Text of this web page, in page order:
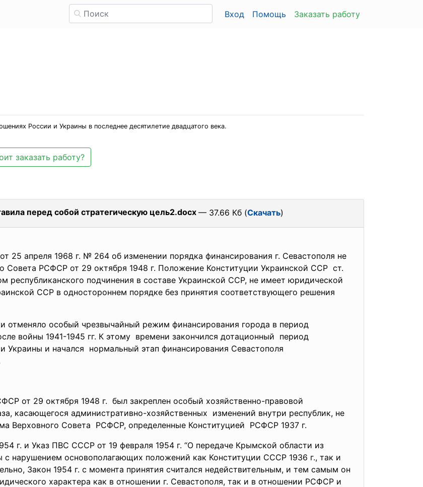
Вход Помощь Заказать работу
России и Украины в последнее десятилетие двадцатого века.
заказать работу?
перед собой стратегическую цель2.docx — 37.66 Кб (Скачать)
25 апреля 1968 г. № 264 об изменении порядка финансирования г. Севастополя не
Совета РСФСР от 29 октября 1948 г. Положение Конституции Украинской ССР ст.
республиканского подчинения в составе Украинской ССР, не имеет юридической
ССР в одностороннем порядке без принятия соответствующего решения
особый чрезвычайный режим финансирования города в период
войны 1941-1945 гг. К этому времени закончился дотационный период
Украины и начался нормальный этап финансирования Севастополя
от 29 октября 1948 г. был закреплен особый хозяйственно-правовой
касающегося административно-хозяйственных изменений внутри республик, не
Верховного Совета РСФСР, определенные Конституцией РСФСР 1937 г.
г. и Указ ПВС СССР от 19 февраля 1954 г. “О передаче Крымской области из
нарушением основополагающих положений как Конституции СССР 1936 г., так и
Закон 1954 г. с момента принятия считался недействительным, и тем самым он
характера как в отношении г. Севастополя, так и в отношении РСФСР и